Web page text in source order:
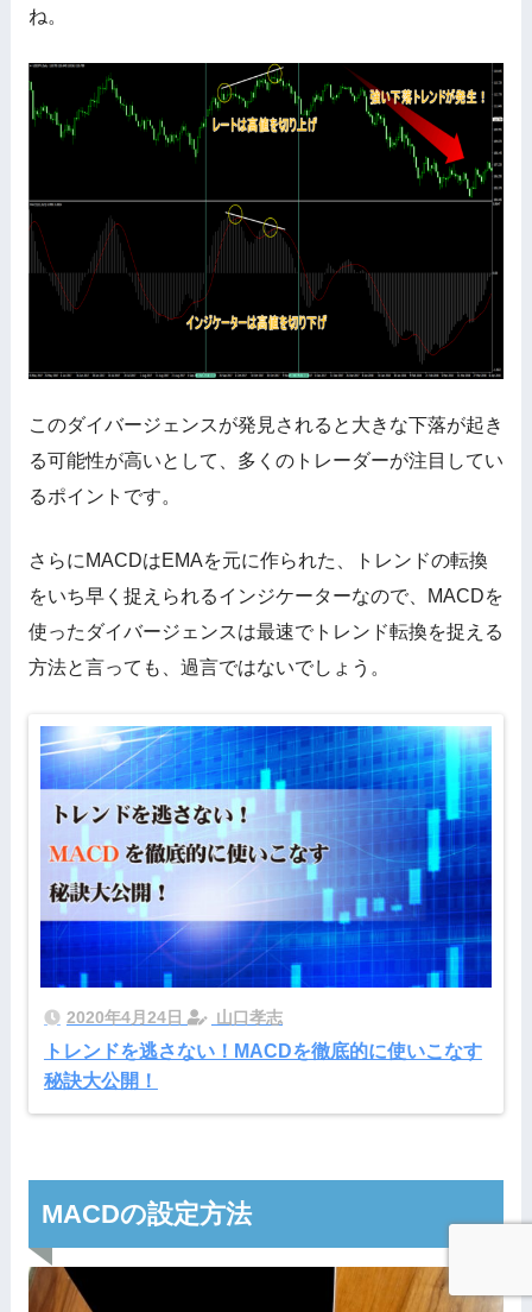
ね。
このダイバージェンスが発見されると大きな下落が起き
る可能性が高いとして、多くのトレーダーが注目してい
るポイントです。
さらにMACDはEMAを元に作られた、トレンドの転換
をいち早く捉えられるインジケーターなので、MACDを
使ったダイバージェンスは最速でトレンド転換を捉える
方法と言っても、過言ではないでしょう。
2020年4月24日 山口孝志
トレンドを逃さない！MACDを徹底的に使いこなす
秘訣大公開！
MACDの設定方法